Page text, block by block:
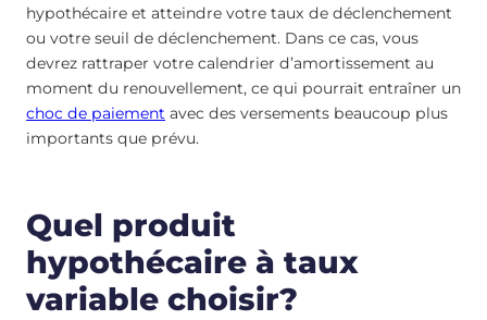
hypothécaire et atteindre votre taux de déclenchement
ou votre seuil de déclenchement. Dans ce cas, vous
devrez rattraper votre calendrier d’amortissement au
moment du renouvellement, ce qui pourrait entraîner un
choc de paiement avec des versements beaucoup plus
importants que prévu.
Quel produit
hypothécaire à taux
variable choisir?